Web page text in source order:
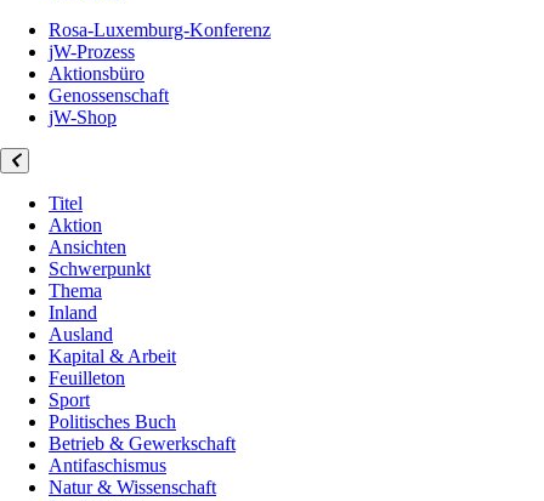
Rosa-Luxemburg-Konferenz
jW-Prozess
Aktionsbüro
Genossenschaft
jW-Shop
Titel
Aktion
Ansichten
Schwerpunkt
Thema
Inland
Ausland
Kapital & Arbeit
Feuilleton
Sport
Politisches Buch
Betrieb & Gewerkschaft
Antifaschismus
Natur & Wissenschaft